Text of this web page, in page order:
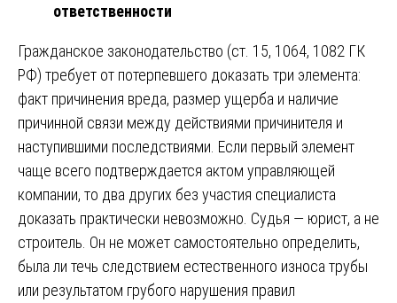
ответственности
Гражданское законодательство (ст. 15, 1064, 1082 ГК
РФ) требует от потерпевшего доказать три элемента:
факт причинения вреда, размер ущерба и наличие
причинной связи между действиями причинителя и
наступившими последствиями. Если первый элемент
чаще всего подтверждается актом управляющей
компании, то два других без участия специалиста
доказать практически невозможно. Судья — юрист, а не
строитель. Он не может самостоятельно определить,
была ли течь следствием естественного износа трубы
или результатом грубого нарушения правил